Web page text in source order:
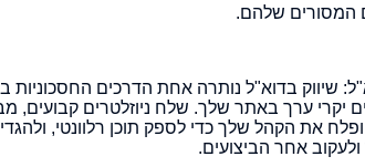
המסורים שלהם.
שיווק בדוא"ל נותרה אחת הדרכים החסכוניות
יקרי ערך באתר שלך. שלח ניוזלטרים קבועים,
את הקהל שלך כדי לספק תוכן רלוונטי,
אחר הביצועים.